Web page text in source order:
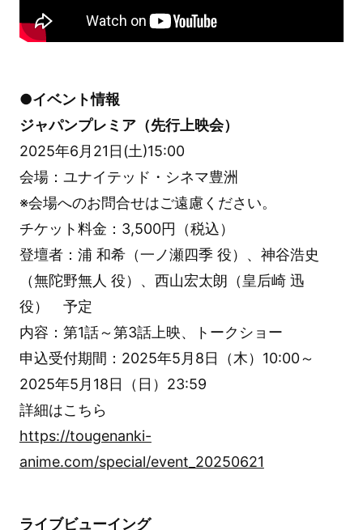
●イベント情報
ジャパンプレミア（先行上映会）
2025年6月21日(土)15:00
会場：ユナイテッド・シネマ豊洲
※会場へのお問合せはご遠慮ください。
チケット料金：3,500円（税込）
登壇者：浦 和希（一ノ瀬四季 役）、神谷浩史
（無陀野無人 役）、西山宏太朗（皇后崎 迅
役） 予定
内容：第1話～第3話上映、トークショー
申込受付期間：2025年5月8日（木）10:00～
2025年5月18日（日）23:59
詳細はこちら
https://tougenanki-
anime.com/special/event_20250621
ライブビューイング